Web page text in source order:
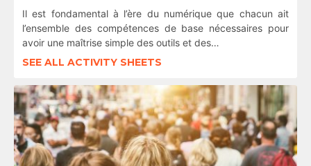
Il est fondamental à l’ère du numérique que chacun ait
l’ensemble des compétences de base nécessaires pour
avoir une maîtrise simple des outils et des…
SEE ALL ACTIVITY SHEETS